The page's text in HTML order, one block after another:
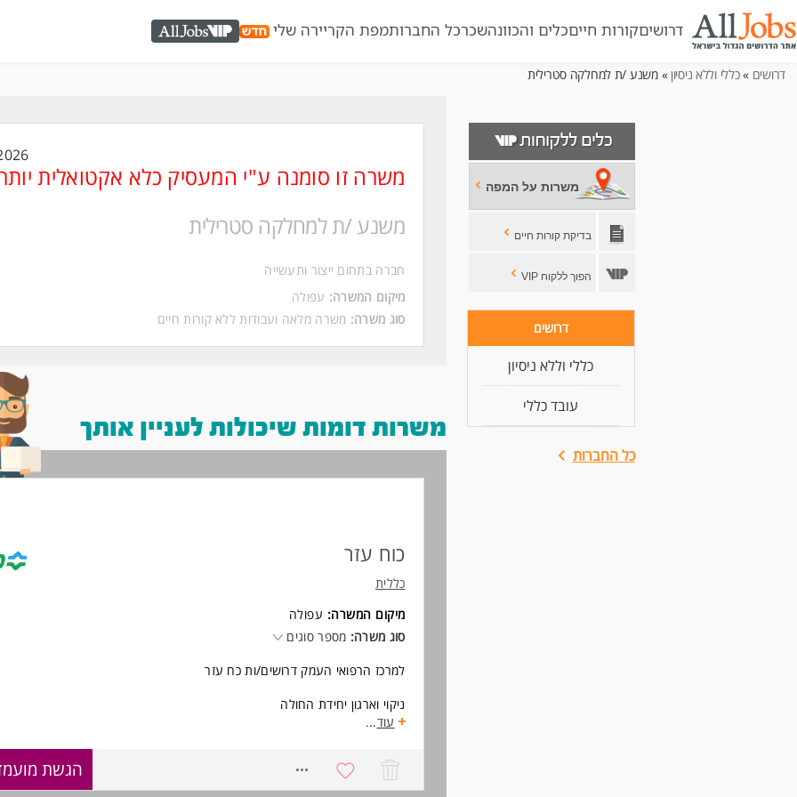
דרושיםקורות חייםכלים והכוונהשכרכל החברותמפת הקריירה שלי AllJobs VIP
דרושים »כללי וללא ניסיון» משנע /ת למחלקה סטרילית
משרות על המפה
בדיקת קורות חיים
הפוך ללקוח VIP
דרושים
כללי וללא ניסיון
עובד כללי
כל החברות
משרה זו סומנה ע"י המעסיק כלא אקטואלית
משנע /ת למחלקה סטרילית
חברה בתחום ייצור ותעשייה
מיקום המשרה: עפולה
סוג משרה: משרה מלאה ועבודות ללא קורות חיים
משרות דומות שיכולות לעניין אותך
כוח עזר
כללית
מיקום המשרה: עפולה
סוג משרה: מספר סוגים
למרכז הרפואי העמק דרושים/ות כח עזר
ניקוי וארגון יחידת החולה
סיוע בטיפול בחולה (הלבשה, האכלה, רחצה וכו')
ביצוע משימות במחלקה - הבאת ציוד ותרופות, העברת ציוד לתיקון, הזמנת כביסה
סיוע בתחזוקה שוטפת וניקיון של מכשור רפואי וציוד מתכלה
נכונות לעבוד בכלל המחלקות
עוד...
הגשת